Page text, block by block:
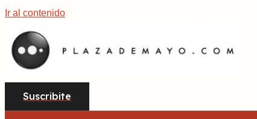
Ir al contenido
Suscribite